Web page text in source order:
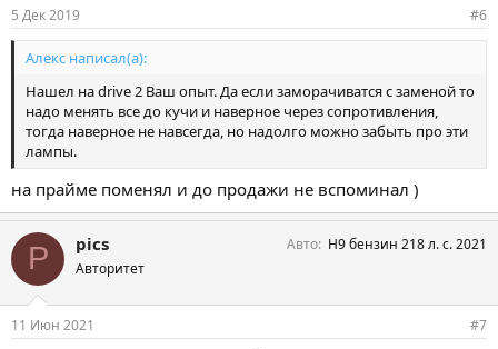
5 Дек 2019 #6
Алекс написал(а):
Нашел на drive 2 Ваш опыт. Да если заморачиватся с заменой то
надо менять все до кучи и наверное через сопротивления,
тогда наверное не навсегда, но надолго можно забыть про эти
лампы.
на прайме поменял и до продажи не вспоминал )
P pics
Авторитет
Авто H9 бензин 218 л. с. 2021
11 Июн 2021 #7